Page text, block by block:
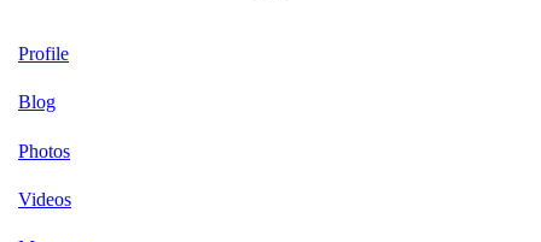
Profile
Blog
Photos
Videos